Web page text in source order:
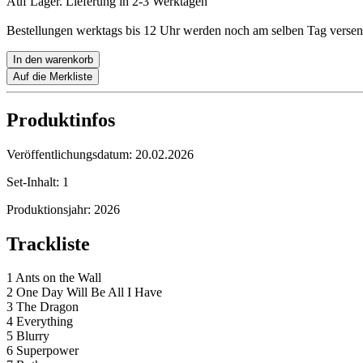
Bestellungen werktags bis 12 Uhr werden noch am selben Tag
In den warenkorb
Auf die Merkliste
Produktinfos
Veröffentlichungsdatum: 20.02.2026
Set-Inhalt: 1
Produktionsjahr: 2026
Trackliste
1 Ants on the Wall
2 One Day Will Be All I Have
3 The Dragon
4 Everything
5 Blurry
6 Superpower